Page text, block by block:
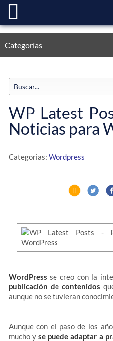
Categorías
WP Latest
Noticias para
Categorias: Wordpress
WordPress se creo con la
publicación de contenidos
aunque no se tuvieran
Aunque con el paso de los
mucho y se puede adaptar a